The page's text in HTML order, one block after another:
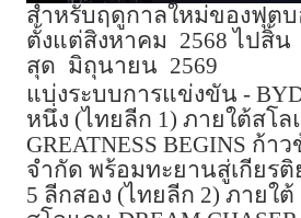
สำหรับฤดูกาลใหม่ของฟุต
ตั้งแต่สิงหาคม 2568ไปสิ้น
สุด มิถุนายน 2569
แบ่งระบบการแข่งขัน -
หนึ่ง (ไทยลีก 1) ภายใต้สโล
GREATNESS BEGINS ก้า
จำกัด พร้อมทะยานสู่เกียรติ
5 ลีกสอง (ไทยลีก 2) ภายใต้